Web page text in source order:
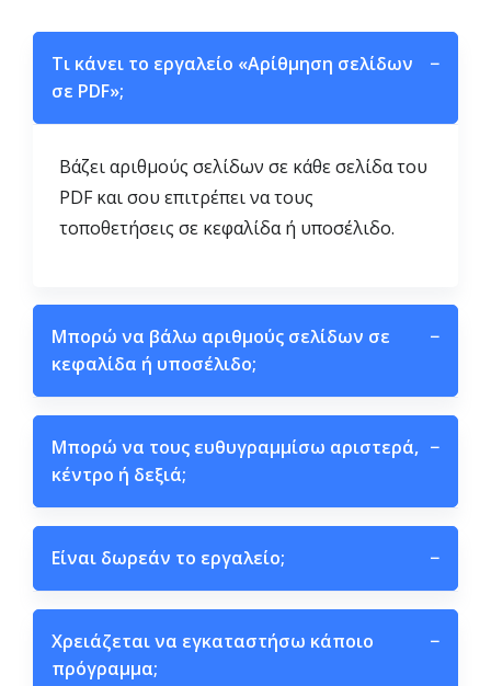
Τι κάνει το εργαλείο «Αρίθμηση σελίδων
σε PDF»;
−
Βάζει αριθμούς σελίδων σε κάθε σελίδα του
PDF και σου επιτρέπει να τους
τοποθετήσεις σε κεφαλίδα ή υποσέλιδο.
Μπορώ να βάλω αριθμούς σελίδων σε
κεφαλίδα ή υποσέλιδο;
−
Μπορώ να τους ευθυγραμμίσω αριστερά,
κέντρο ή δεξιά;
−
Είναι δωρεάν το εργαλείο; −
Χρειάζεται να εγκαταστήσω κάποιο
πρόγραμμα;
−